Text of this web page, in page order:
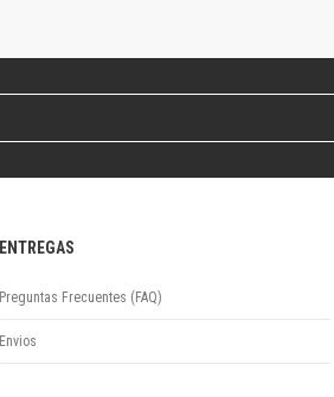
Economía y Sociedad
Unidad de Publicaciones del Departamento de Ciencias Sociales
Tesis Posgrado
ENTREGAS
Preguntas Frecuentes (FAQ)
Envios